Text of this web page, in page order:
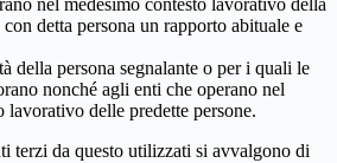
nel medesimo contesto lavorativo della
con detta persona un rapporto abituale e
della persona segnalante o per i quali le
nonché agli enti che operano nel
lavorativo delle predette persone.
terzi da questo utilizzati si avvalgono di